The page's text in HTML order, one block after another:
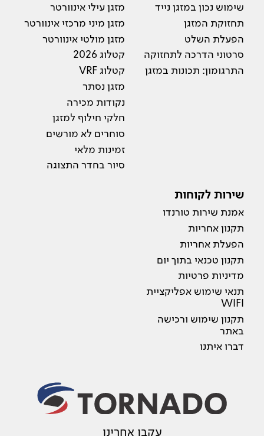
שימוש נכון במזגן נייד
תחזוקת המזגן
הפעלת השלט
סרטוני הדרכה לתחזוקה
התרגומון: תכונות במזגן
מזגן עילי אינוורטר
מזגן מיני מרכזי אינוורטר
מזגן מולטי אינוורטר
קטלוג 2026
קטלוג VRF
מזגן נסתר
נקודות מכירה
חלקי חילוף למזגן
סוחרים לא מורשים
זמינות מלאי
סיור בחדר התצוגה
שירות לקוחות
אמנת שירות טורנדו
תקנון אחריות
הפעלת אחריות
תקנון טכנאי בתוך יום
מדיניות פרטיות
תנאי שימוש אפליקציית
WIFI
תקנון שימוש ורכישה
באתר
דברו איתנו
עקבו אחרינו